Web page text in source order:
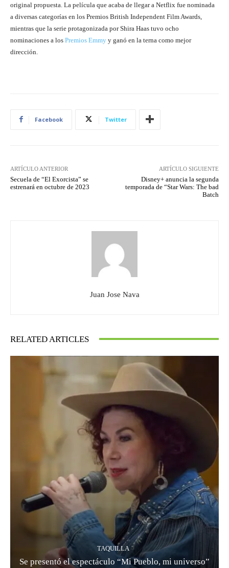
original propuesta. La película que acaba de llegar a Netflix fue nominada
a diversas categorías en los Premios British Independent Film Awards,
mientras que la serie protagonizada por Shira Haas tuvo ocho
nominaciones a los Premios Emmy y ganó en la terna como mejor
dirección.
Facebook Twitter
ARTÍCULO ANTERIOR
Secuela de “El Exorcista” se
estrenará en octubre de 2023
ARTÍCULO SIGUIENTE
Disney+ anuncia la segunda
temporada de “Star Wars: The bad
Batch
Juan Jose Nava
RELATED ARTICLES
TAQUILLA
Se presentó el espectáculo “Mi Pueblo, mi universo”